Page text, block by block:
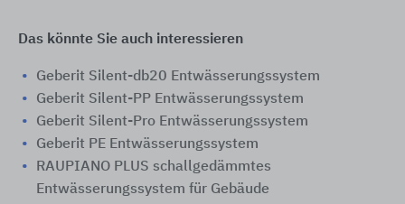
Das könnte Sie auch interessieren
Geberit Silent-db20 Entwässerungssystem
Geberit Silent-PP Entwässerungssystem
Geberit Silent-Pro Entwässerungssystem
Geberit PE Entwässerungssystem
RAUPIANO PLUS schallgedämmtes
Entwässerungssystem für Gebäude